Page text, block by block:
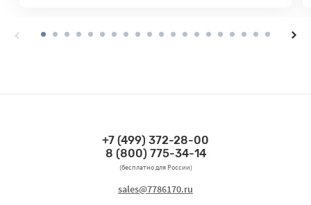
Связаться по телефонам
+7 (499) 372-28-00
8 (800) 775-34-14
(бесплатно для России)
Связаться по email
sales@7786170.ru